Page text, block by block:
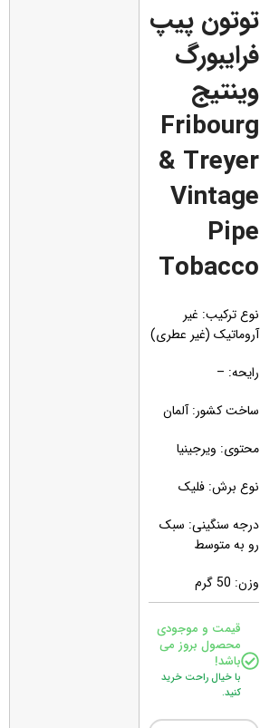
توتون پیپ
فرایبورگ
وینتیج
Fribourg
& Treyer
Vintage
Pipe
Tobacco
نوع ترکیب: غیر
آروماتیک (غیر عطری)
رایحه: –
ساخت کشور: آلمان
محتوی: ویرجینیا
نوع برش: فلیک
درجه سنگینی: سبک
رو به متوسط
وزن: 50 گرم
قیمت و موجودی
محصول بروز می
باشد!
با خیال راحت خرید
کنید.